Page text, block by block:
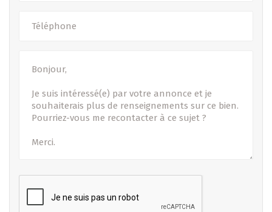
B IMMOBILIER est votre partenaire de confiance dans vos
savons à quel point ces transactions comptent pour vous,
des services complets, sérieux et ceci en toute proximité
avec nos 3 bureaux au Grand-Duché.
-- Sous toutes réserves --